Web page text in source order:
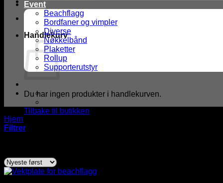
Handlekurv
Du har ingen produkter i handlekurven.
Tilbake til butikken
Event
Beachflagg
Bordfaner og vimpler
Diverse
Nøkkelbånd
Plaketter
Rollup
Supporterutstyr
Hjem
Filtrer